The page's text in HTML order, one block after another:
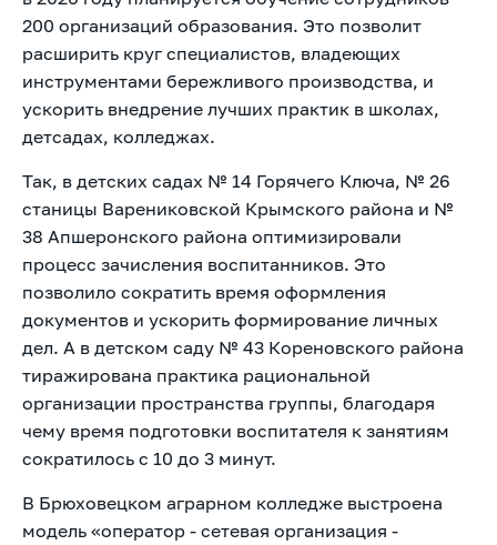
200 организаций образования. Это позволит
расширить круг специалистов, владеющих
инструментами бережливого производства, и
ускорить внедрение лучших практик в школах,
детсадах, колледжах.
Так, в детских садах № 14 Горячего Ключа, № 26
станицы Варениковской Крымского района и №
38 Апшеронского района оптимизировали
процесс зачисления воспитанников. Это
позволило сократить время оформления
документов и ускорить формирование личных
дел. А в детском саду № 43 Кореновского района
тиражирована практика рациональной
организации пространства группы, благодаря
чему время подготовки воспитателя к занятиям
сократилось с 10 до 3 минут.
В Брюховецком аграрном колледже выстроена
модель «оператор - сетевая организация -